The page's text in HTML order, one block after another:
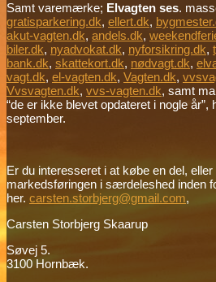
Samt varemærke; Elvagten ses.
gratisparkering.dk, ellert.dk,
akut-vagten.dk, andels.dk,
biler.dk, nyadvokat.dk, nyforsikring.dk,
bank.dk, skattekort.dk, nødvagt.dk,
vagt.dk, el-vagten.dk, Vagten.dk,
Vvsvagten.dk, vvs-vagten.dk, samt
“de er ikke blevet opdateret i nogle
september.
Er du interesseret i at købe en del,
markedsføringen i særdeleshed inden
her. carsten.storbjerg@gmail.com,
Carsten Storbjerg Skaarup
Søvej 5.
3100 Hornbæk.